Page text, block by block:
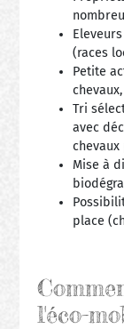
(races
Petite
Tri
avec
Mise à
place
l'éco-